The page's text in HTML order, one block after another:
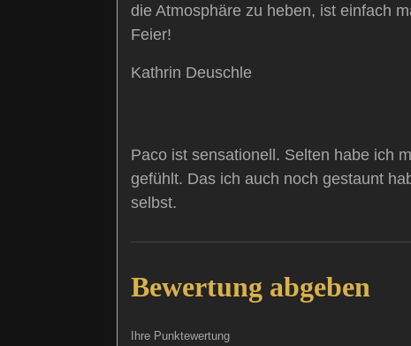
die Atmosphäre zu heben, ist einfach
Feier!
Kathrin Deuschle
Paco ist sensationell. Selten habe ich
gefühlt. Das ich auch noch gestaunt
selbst.
Bewertung abgeben
Ihre Punktewertung